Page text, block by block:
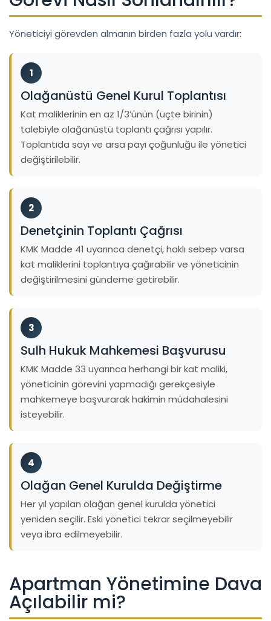
Yöneticiyi görevden almanın birden fazla yolu vardır:
1
Olağanüstü Genel Kurul Toplantısı
Kat maliklerinin en az 1/3’ünün (üçte birinin)
talebiyle olağanüstü toplantı çağrısı yapılır.
Toplantıda sayı ve arsa payı çoğunluğu ile yönetici
değiştirilebilir.
2
Denetçinin Toplantı Çağrısı
KMK Madde 41 uyarınca denetçi, haklı sebep varsa
kat maliklerini toplantıya çağırabilir ve yöneticinin
değiştirilmesini gündeme getirebilir.
3
Sulh Hukuk Mahkemesi Başvurusu
KMK Madde 33 uyarınca herhangi bir kat maliki,
yöneticinin görevini yapmadığı gerekçesiyle
mahkemeye başvurarak hakimin müdahalesini
isteyebilir.
4
Olağan Genel Kurulda Değiştirme
Her yıl yapılan olağan genel kurulda yönetici
yeniden seçilir. Eski yönetici tekrar seçilmeyebilir
veya ibra edilmeyebilir.
Apartman Yönetimine Dava
Açılabilir mi?